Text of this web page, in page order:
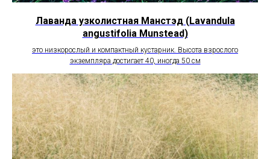
Лаванда узколистная Манстэд (Lavandula
angustifolia Munstead)
это низкорослый и компактный кустарник. Высота взрослого
экземпляра достигает 40, иногда 50 см